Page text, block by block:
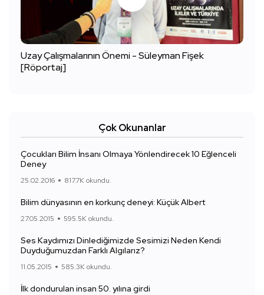
Uzay Çalışmalarının Önemi - Süleyman Fişek
[Röportaj]
Çok Okunanlar
Çocukları Bilim İnsanı Olmaya Yönlendirecek 10 Eğlenceli
Deney
25.02.2016 817.7K okundu.
Bilim dünyasının en korkunç deneyi: Küçük Albert
27.05.2015 595.5K okundu.
Ses Kaydımızı Dinlediğimizde Sesimizi Neden Kendi
Duyduğumuzdan Farklı Algılarız?
11.05.2015 585.3K okundu.
İlk dondurulan insan 50. yılına girdi